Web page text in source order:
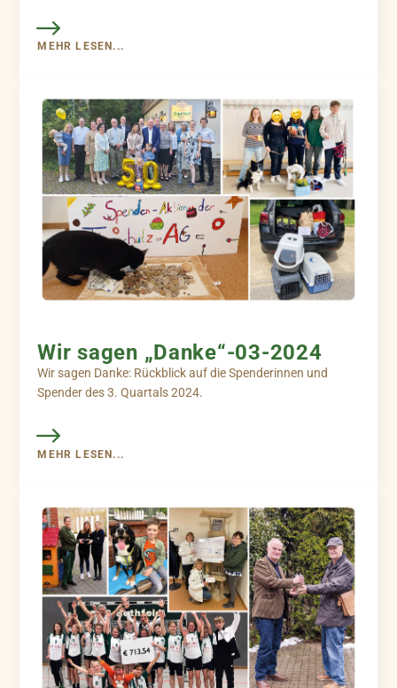
MEHR LESEN...
Wir sagen „Danke“-03-2024
Wir sagen Danke: Rückblick auf die Spenderinnen und
Spender des 3. Quartals 2024.
MEHR LESEN...